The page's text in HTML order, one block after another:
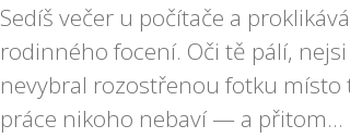
Sedíš večer u počítače a
rodinného focení. Oči tě pálí,
nevybral rozostřenou fotku místo
práce nikoho nebaví — a přitom...